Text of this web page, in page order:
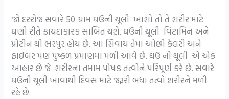
જો દરરોજ સવારે 50 ગ્રામ ઘઉંની થૂલી ખાશો તો તે શરીર માટે
ઘણી રીતે ફાયદાકારક સાબિત થશે. ઘઉંની થૂલી વિટામિન અને
પ્રોટીન થી ભરપુર હોય છે. આ સિવાય તેમાં ઓછી કેલરી અને
ફાઈબર પણ પુષ્કળ પ્રમાણમાં મળી આવે છે. ઘઉ ની થૂલી એ એક
આહાર છે જે શરીરના તમામ પોષક તત્વોને પરિપૂર્ણ કરે છે. સવારે
ઘઉંની થૂલી ખાવાથી દિવસ માટે જરૂરી બધા તત્વો શરીરને મળી
રહે છે.